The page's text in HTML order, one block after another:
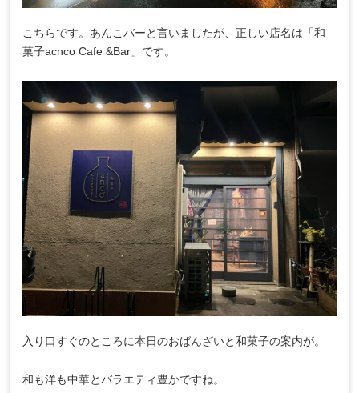
こちらです。あんこバーと言いましたが、正しい店名は「和
菓子acnco Cafe &Bar」です。
入り口すぐのところに本日のおばんざいと和菓子の案内が。
和も洋も中華とバラエティ豊かですね。